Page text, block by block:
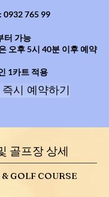
0932 765 99
터 가능
오후 5시 40분 이후 예약
1카트 적용
시 예약하기
골프장 상세
GOLF COURSE